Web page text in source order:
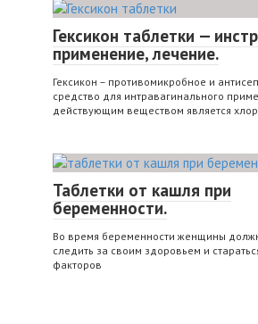
Гексикон таблетки —
применение, лечение.
Гексикон – противомикробное и
средство для интравагинального
действующим веществом является
Таблетки от кашля при
беременности.
Во время беременности женщины
следить за своим здоровьем и
факторов